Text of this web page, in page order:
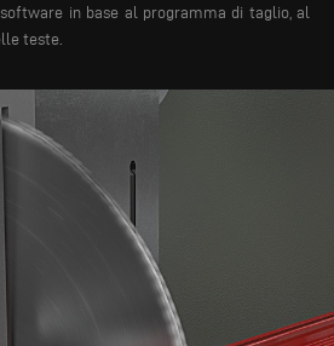
in base al programma di taglio, al
teste.